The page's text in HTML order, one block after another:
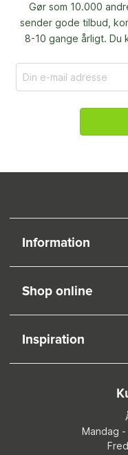
Gør som 10.000
sender gode tilbud,
8-10 gange årligt. Du
Information
Shop online
Inspiration
Mandag